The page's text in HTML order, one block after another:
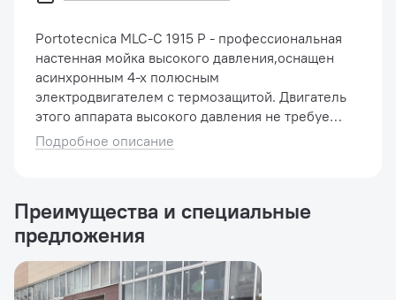
Portotecnica MLC-C 1915 P - профессиональная
настенная мойка высокого давления,оснащен
асинхронным 4-х полюсным
электродвигателем с термозащитой. Двигатель
этого аппарата высокого давления не требует
технического обслуживания, даже при
непрерывном режиме работы. Мойка крепится
Подробное описание
Преимущества и специальные
предложения